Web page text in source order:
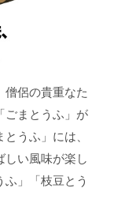
僧侶の貴重なた
ごまとうふ」が
うふ」には、
しい風味が楽し
」「枝豆とう